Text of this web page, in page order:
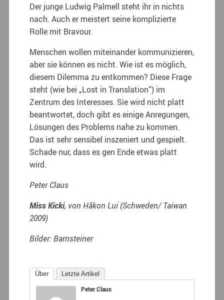
Der junge Ludwig Palmell steht ihr in nichts
nach. Auch er meistert seine komplizierte
Rolle mit Bravour.
Menschen wollen miteinander kommunizieren,
aber sie können es nicht. Wie ist es möglich,
diesem Dilemma zu entkommen? Diese Frage
steht (wie bei „Lost in Translation“) im
Zentrum des Interesses. Sie wird nicht platt
beantwortet, doch gibt es einige Anregungen,
Lösungen des Problems nahe zu kommen.
Das ist sehr sensibel inszeniert und gespielt.
Schade nur, dass es gen Ende etwas platt
wird.
Peter Claus
Miss Kicki, von Håkon Lui (Schweden/ Taiwan
2009)
Bilder: Barnsteiner
Über Letzte Artikel
Peter Claus